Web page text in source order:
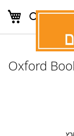
חפש
Oxford